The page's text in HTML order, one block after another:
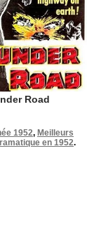
Road
1952, Meilleurs
en 1952.